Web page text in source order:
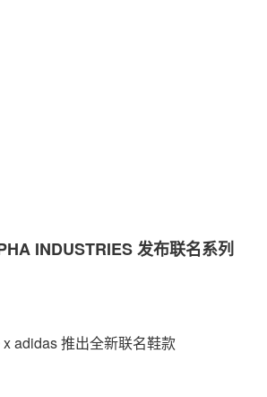
INDUSTRIES 发布联名系列